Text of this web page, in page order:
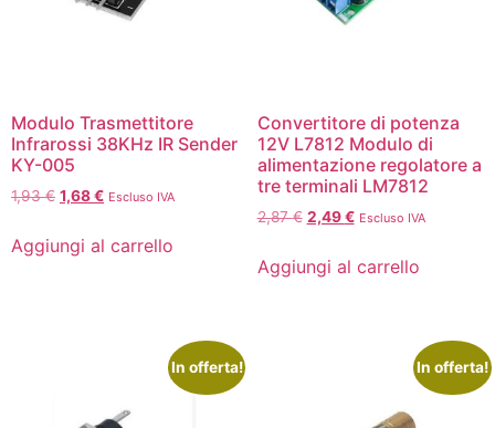
Modulo Trasmettitore
Infrarossi 38KHz IR Sender
KY-005
1,93€ 1,68€ Escluso IVA
Aggiungi al carrello
Convertitore di potenza
12V L7812 Modulo di
alimentazione regolatore a
tre terminali LM7812
2,87€ 2,49€ Escluso IVA
Aggiungi al carrello
In offerta! In offerta!